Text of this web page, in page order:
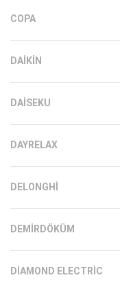
COPA
DAIKIN
DAISEKU
DAYRELAX
DELONGHI
DEMIRDÖKÜM
DIAMOND ELECTRIC